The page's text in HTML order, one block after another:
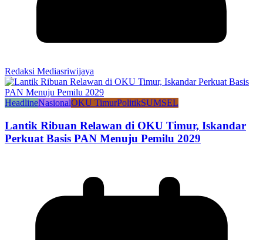
Redaksi Mediasriwijaya
HeadlineNasionalOKU TimurPolitikSUMSEL
Lantik Ribuan Relawan di OKU Timur, Iskandar
Perkuat Basis PAN Menuju Pemilu 2029